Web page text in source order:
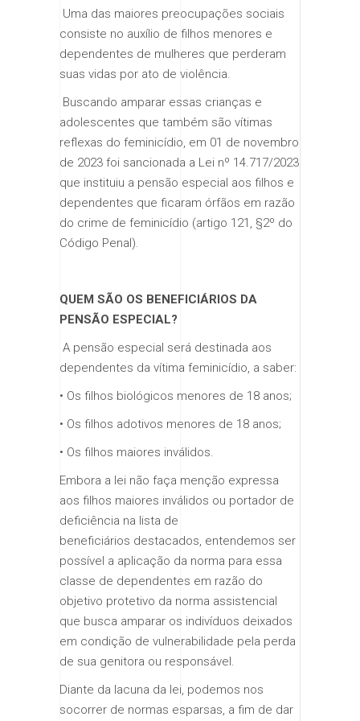
​Uma das maiores preocupações sociais
consiste no auxílio de filhos menores e
dependentes de mulheres que perderam
suas vidas por ato de violência.
​ ​Buscando amparar essas crianças e
adolescentes que também são vítimas
reflexas do feminicídio, em 01 de novembro
de 2023 foi sancionada a Lei nº 14.717/2023
que instituiu a pensão especial aos filhos e
dependentes que ficaram órfãos em razão
do crime de feminicídio (artigo 121, §2º do
Código Penal).
QUEM SÃO OS BENEFICIÁRIOS DA
PENSÃO ESPECIAL?
​ ​A pensão especial será destinada aos
dependentes da vítima feminicídio, a saber:
• Os filhos biológicos menores de 18 anos;
• Os filhos adotivos menores de 18 anos;
• Os filhos maiores inválidos.
​​Embora a lei não faça menção expressa
aos filhos maiores inválidos ou portador de
deficiência na lista de
beneficiários destacados, entendemos ser
possível a aplicação da norma para essa
classe de dependentes em razão do
objetivo protetivo da norma assistencial
que busca amparar os indivíduos deixados
em condição de vulnerabilidade pela perda
de sua genitora ou responsável.
​​Diante da lacuna da lei, podemos nos
socorrer de normas esparsas, a fim de dar